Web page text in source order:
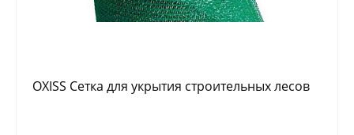
OXISS Сетка для укрытия строительных лесов